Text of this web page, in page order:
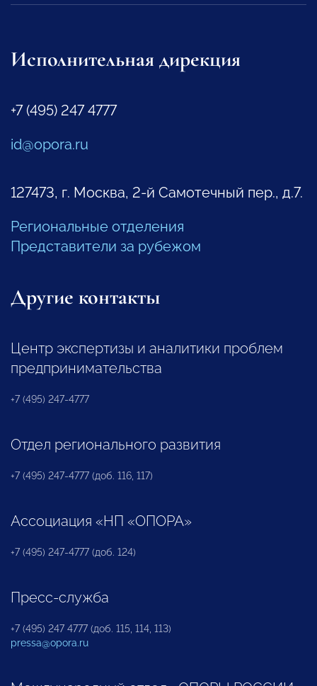
Исполнительная дирекция
+7 (495) 247 4777
id@opora.ru
127473, г. Москва, 2-й Самотечный пер., д.7.
Региональные отделения
Представители за рубежом
Другие контакты
Центр экспертизы и аналитики проблем
предпринимательства
+7 (495) 247-4777
Отдел регионального развития
+7 (495) 247-4777 (доб. 116, 117)
Ассоциация «НП «ОПОРА»
+7 (495) 247-4777 (доб. 124)
Пресс-служба
+7 (495) 247 4777 (доб. 115, 114, 113)
pressa@opora.ru